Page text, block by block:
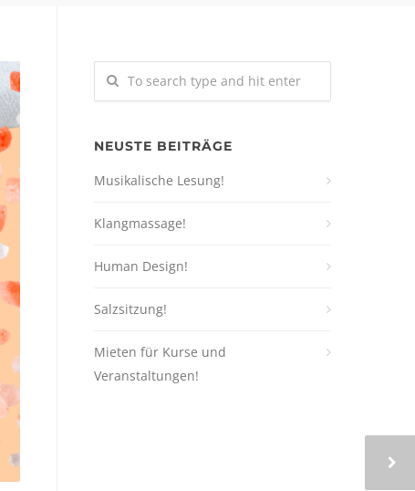
NEUSTE BEITRÄGE
Musikalische Lesung!
Klangmassage!
Human Design!
Salzsitzung!
Mieten für Kurse und
Veranstaltungen!